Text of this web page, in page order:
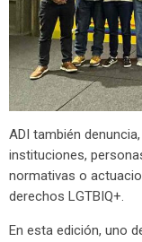
ADI también
instituciones,
normativas o
derechos LGTBIQ+.
En esta edición, uno